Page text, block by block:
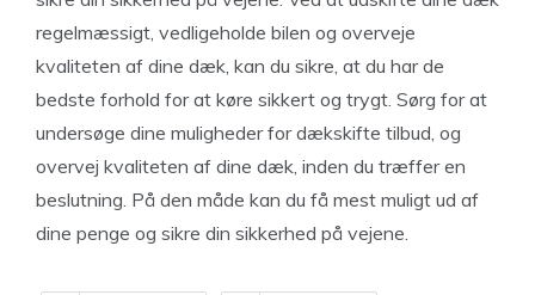
regelmæssigt, vedligeholde bilen og overveje
kvaliteten af dine dæk, kan du sikre, at du har de
bedste forhold for at køre sikkert og trygt. Sørg for at
undersøge dine muligheder for dækskifte tilbud, og
overvej kvaliteten af dine dæk, inden du træffer en
beslutning. På den måde kan du få mest muligt ud af
dine penge og sikre din sikkerhed på vejene.